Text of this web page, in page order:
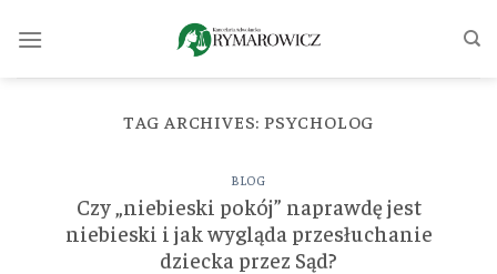
TAG ARCHIVES: PSYCHOLOG
BLOG
Czy „niebieski pokój” naprawdę jest
niebieski i jak wygląda przesłuchanie
dziecka przez Sąd?